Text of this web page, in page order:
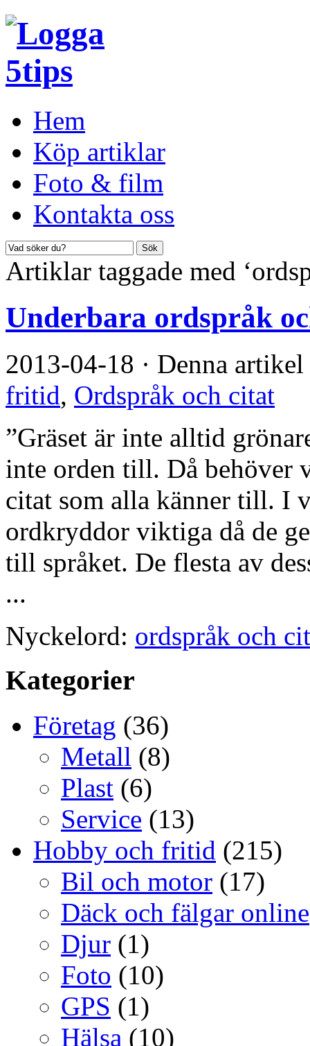
Hem
Köp artiklar
Foto & film
Kontakta oss
Artiklar taggade med
Underbara ordspråk
2013-04-18 · Denna
fritid, Ordspråk och citat
”Gräset är inte alltid
inte orden till. Då behöver
citat som alla känner till. I
ordkryddor viktiga då de
till språket. De flesta av
...
Nyckelord: ordspråk och
Kategorier
Företag (36)
Metall (8)
Plast (6)
Service (13)
Hobby och fritid (215)
Bil och motor (17)
Däck och fälgar online
Djur (1)
Foto (10)
GPS (1)
Hälsa (10)